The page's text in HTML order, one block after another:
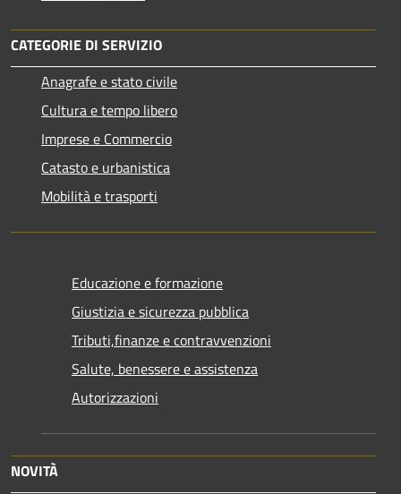
CATEGORIE DI SERVIZIO
Anagrafe e stato civile
Cultura e tempo libero
Imprese e Commercio
Catasto e urbanistica
Mobilità e trasporti
Educazione e formazione
Giustizia e sicurezza pubblica
Tributi,finanze e contravvenzioni
Salute, benessere e assistenza
Autorizzazioni
NOVITÀ